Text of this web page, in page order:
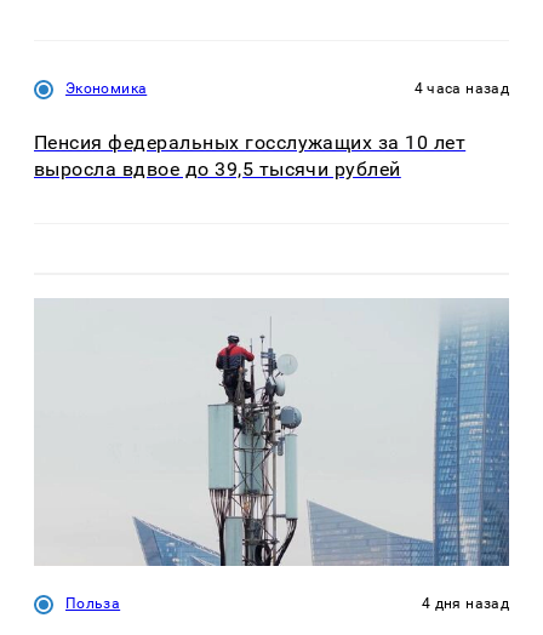
Экономика 4 часа назад
Пенсия федеральных госслужащих за 10 лет
выросла вдвое до 39,5 тысячи рублей
Польза 4 дня назад